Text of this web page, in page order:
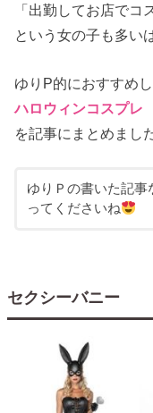
「出勤してお店でコ
という女の子も多い
ゆりP的におすすめ
ハロウィンコスプレ
を記事にまとめまし
ゆりＰの書いた記
ってくださいね
セクシーバニー